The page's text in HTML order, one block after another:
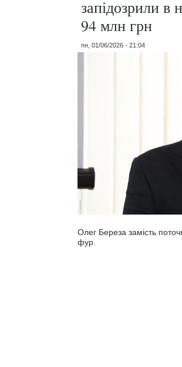
запідозрили в
94 млн грн
пн, 01/06/2026 - 21:04
Олег Береза замість
фур.